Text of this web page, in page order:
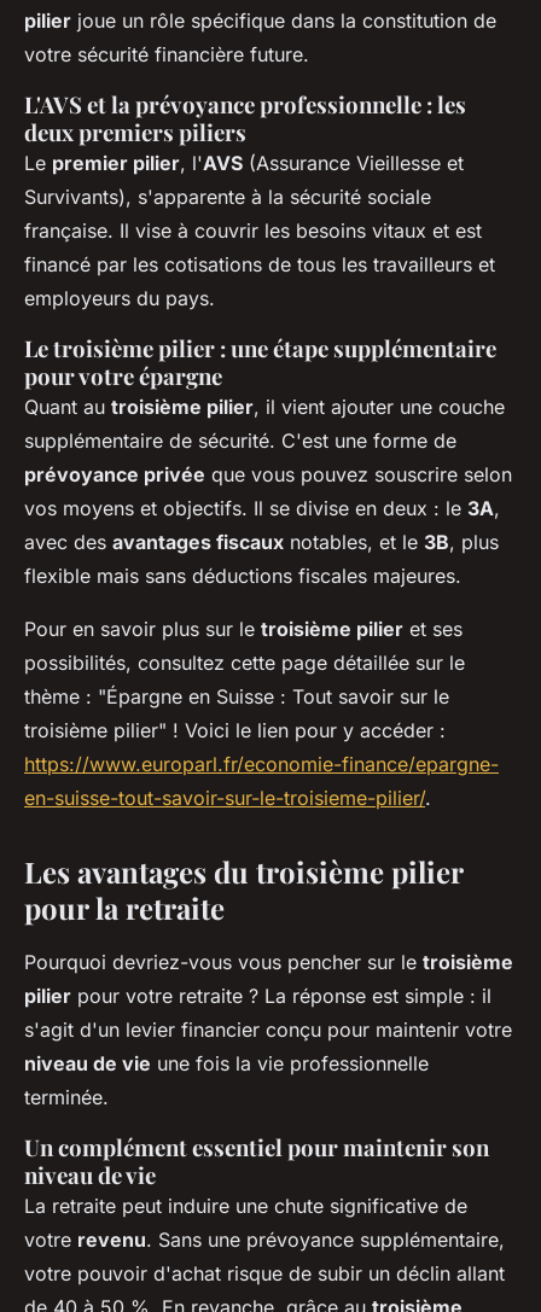
pilier joue un rôle spécifique dans la constitution de
votre sécurité financière future.
L'AVS et la prévoyance professionnelle : les
deux premiers piliers
Le premier pilier, l'AVS (Assurance Vieillesse et
Survivants), s'apparente à la sécurité sociale
française. Il vise à couvrir les besoins vitaux et est
financé par les cotisations de tous les travailleurs et
employeurs du pays.
Le troisième pilier : une étape supplémentaire
pour votre épargne
Quant au troisième pilier, il vient ajouter une couche
supplémentaire de sécurité. C'est une forme de
prévoyance privée que vous pouvez souscrire selon
vos moyens et objectifs. Il se divise en deux : le 3A,
avec des avantages fiscaux notables, et le 3B, plus
flexible mais sans déductions fiscales majeures.
Pour en savoir plus sur le troisième pilier et ses
possibilités, consultez cette page détaillée sur le
thème : "Épargne en Suisse : Tout savoir sur le
troisième pilier" ! Voici le lien pour y accéder :
https://www.europarl.fr/economie-finance/epargne-
en-suisse-tout-savoir-sur-le-troisieme-pilier/.
Les avantages du troisième pilier
pour la retraite
Pourquoi devriez-vous vous pencher sur le troisième
pilier pour votre retraite ? La réponse est simple : il
s'agit d'un levier financier conçu pour maintenir votre
niveau de vie une fois la vie professionnelle
terminée.
Un complément essentiel pour maintenir son
niveau de vie
La retraite peut induire une chute significative de
votre revenu. Sans une prévoyance supplémentaire,
votre pouvoir d'achat risque de subir un déclin allant
de 40 à 50 %. En revanche, grâce au troisième